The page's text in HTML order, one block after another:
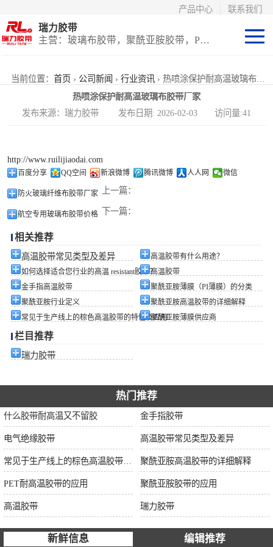
联系我们
产品中心
瑞力胶带
主营：玻璃布胶带，聚酰亚胺胶带，PET高温胶带，耐高温保护膜
当前位置： 首页 › 公司新闻 › 行业资讯 › 热喷涂保护耐高温玻璃布胶带厂家
热喷涂保护耐高温玻璃布胶带厂家
发布来源：瑞力胶带 发布日期: 2026-02-03 访问量:41
http://www.ruilijiaodai.com
百度分享 QQ空间 新浪微博 腾讯微博 人人网 微信
上一篇：
防火玻璃纤维布胶带厂家
下一篇：
航空专用玻璃布胶带价格
相关推荐
高温胶带常见类型及差异
高温胶带有什么用途？
如何选择适合您行业的高温 resistant胶带？高温胶带
金手指高温胶带
聚酰亚胺薄膜（PI薄膜）的分类
聚酰亚胺行业定义
聚酰亚胺高温胶带的详细解释
常见于生产线上的棕色高温胶带的特性及应用聚酰亚胺薄膜供应商
栏目推荐
瑞力胶带
热门推荐
什么胶带耐高温又不留胶 金手指胶带
电气绝缘胶带 高温胶带常见类型及差异
聚酰亚胺高温胶带的详细解释
PET耐高温胶带的应用 聚酰亚胺胶带的应用
高温胶带 瑞力胶带
新鲜信息 编辑推荐
聚酰亚胺系列
玻璃布胶带（特
（保护膜）
等离子热喷涂胶
带
防火陶瓷化硅胶
带